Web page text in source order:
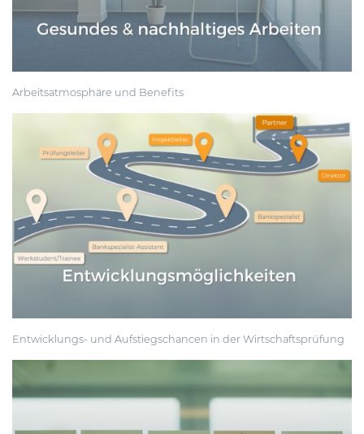
Arbeitsatmosphäre und Benefits
Entwicklungs- und Aufstiegschancen in der Wirtschaftsprüfung